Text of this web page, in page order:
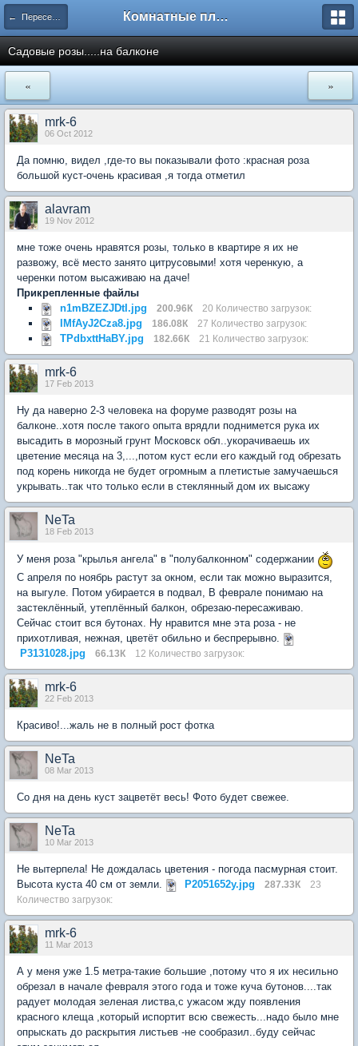
← Переселенцы поневоле Комнатные плодовые экзоты
Садовые розы.....на балконе
« »
mrk-6
06 Oct 2012
Да помню, видел ,где-то вы показывали фото :красная роза
большой куст-очень красивая ,я тогда отметил
alavram
19 Nov 2012
мне тоже очень нравятся розы, только в квартире я их не
развожу, всё место занято цитрусовыми! хотя черенкую, а
черенки потом высаживаю на даче!
Прикрепленные файлы
n1mBZEZJDtI.jpg
200.96К 20 Количество загрузок:
IMfAyJ2Cza8.jpg 186.08К 27 Количество загрузок:
TPdbxttHaBY.jpg 182.66К 21 Количество загрузок:
mrk-6
17 Feb 2013
Ну да наверно 2-3 человека на форуме разводят розы на
балконе..хотя после такого опыта врядли поднимется рука их
высадить в морозный грунт Московск обл..укорачиваешь их
цветение месяца на 3,...,потом куст если его каждый год обрезать
под корень никогда не будет огромным а плетистые замучаешься
укрывать..так что только если в стеклянный дом их высажу
NeTa
18 Feb 2013
У меня роза "крылья ангела" в "полубалконном" содержании
С апреля по ноябрь растут за окном, если так можно выразится,
на выгуле. Потом убирается в подвал, В феврале понимаю на
застеклённый, утеплённый балкон, обрезаю-пересаживаю.
Сейчас стоит вся бутонах. Ну нравится мне эта роза - не
прихотливая, нежная, цветёт обильно и беспрерывно.
P3131028.jpg
66.13К 12 Количество загрузок:
mrk-6
22 Feb 2013
Красиво!...жаль не в полный рост фотка
NeTa
08 Mar 2013
Со дня на день куст зацветёт весь! Фото будет свежее.
NeTa
10 Mar 2013
Не вытерпела! Не дождалась цветения - погода пасмурная стоит.
Высота куста 40 см от земли.
P2051652у.jpg 287.33К
23
Количество загрузок:
mrk-6
11 Mar 2013
А у меня уже 1.5 метра-такие большие ,потому что я их несильно
обрезал в начале февраля этого года и тоже куча бутонов....так
радует молодая зеленая листва,с ужасом жду появления
красного клеща ,который испортит всю свежесть...надо было мне
опрыскать до раскрытия листьев -не сообразил..буду сейчас